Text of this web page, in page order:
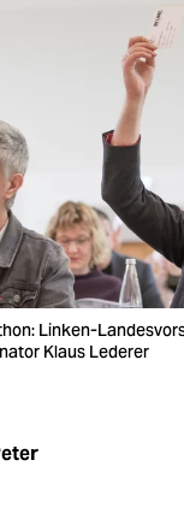
Linken-
Klaus Lederer